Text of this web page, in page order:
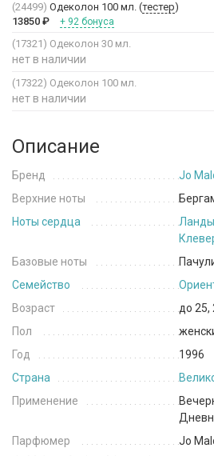
(24499) Одеколон 100 мл. (тестер)
13850 ₽ + 92 бонуса
(17321) Одеколон 30 мл.
нет в наличии
(17322) Одеколон 100 мл.
нет в наличии
Описание
Бренд
Jo
Верхние ноты
Ноты сердца
Базовые ноты
Семейство
Возраст
до 25,
Пол
Год
1996
Страна
Применение
Парфюмер
Jo